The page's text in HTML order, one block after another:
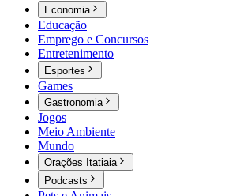
Economia
Educação
Emprego e Concursos
Entretenimento
Esportes
Games
Gastronomia
Jogos
Meio Ambiente
Mundo
Orações Itatiaia
Podcasts